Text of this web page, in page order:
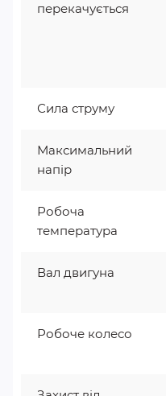
перекачується
Сила струму
Максимальний
напір
Робоча
температура
Вал двигуна
Робоче колесо